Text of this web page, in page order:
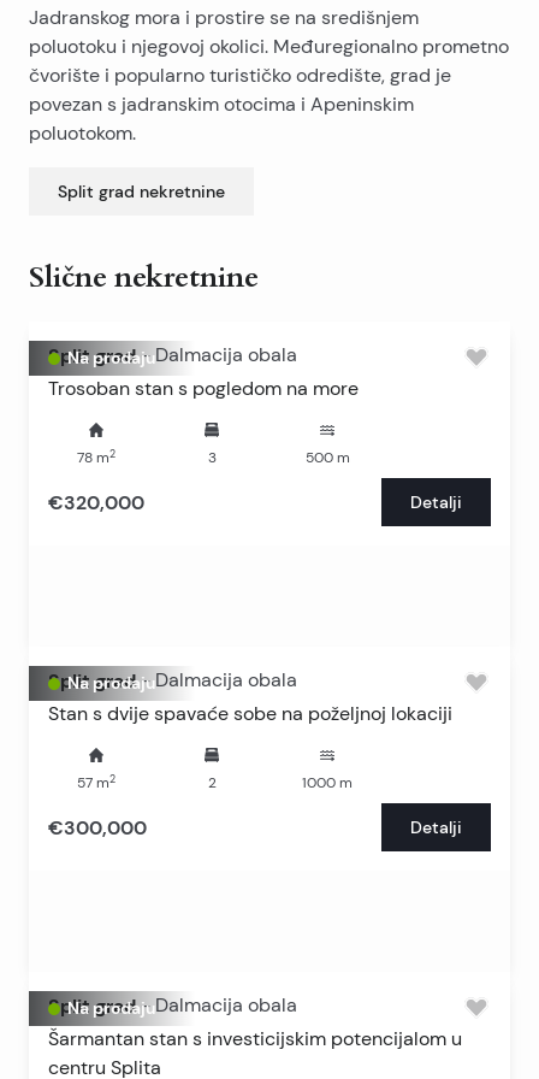
Jadranskog mora i prostire se na središnjem
poluotoku i njegovoj okolici. Međuregionalno prometno
čvorište i popularno turističko odredište, grad je
povezan s jadranskim otocima i Apeninskim
poluotokom.
Split grad nekretnine
Slične nekretnine
Na prodaju
Split grad - Dalmacija obala
Trosoban stan s pogledom na more
78 m2 3 500m
€320,000 Detalji
Na prodaju
Split grad - Dalmacija obala
Stan s dvije spavaće sobe na poželjnoj lokaciji
57 m2 2 1000 m
€300,000 Detalji
Na prodaju
Split grad - Dalmacija obala
Šarmantan stan s investicijskim potencijalom u
centru Splita